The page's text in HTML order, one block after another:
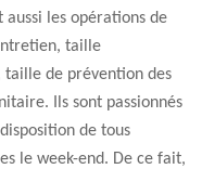
aussi les opérations de
taille
de prévention des
Ils sont passionnés
de tous
le week-end. De ce fait,